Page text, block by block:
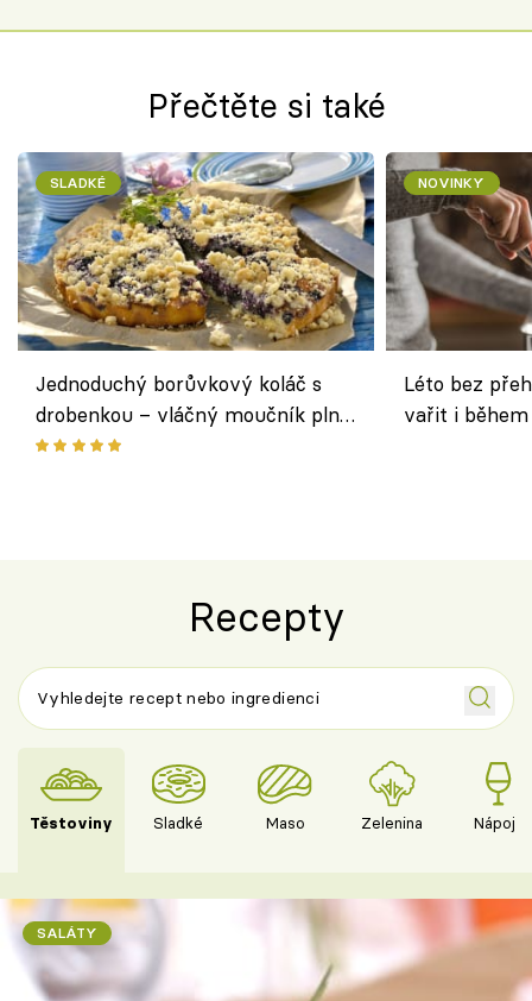
Přečtěte si také
SLADKÉ
Jednoduchý borůvkový koláč s
drobenkou – vláčný moučník plný
ovoce
NOVINKY
Léto bez
vařit i
Recepty
Těstoviny Sladké Maso Zelenina Nápoje
SALÁTY